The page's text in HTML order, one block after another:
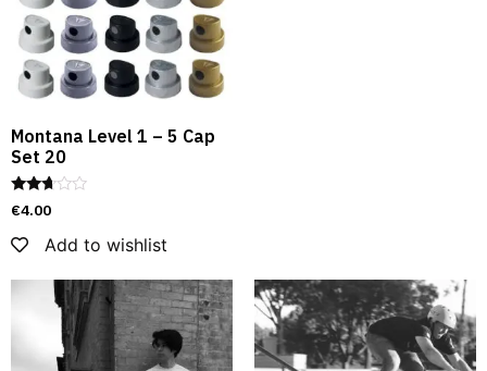
Montana Level 1 – 5 Cap
Set 20
Rated
2.55
5
€4.00
Add to wishlist